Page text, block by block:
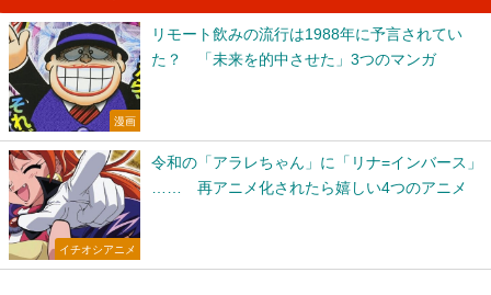
漫画
リモート飲みの流行は1988年に予言されてい
た？ 「未来を的中させた」3つのマンガ
イチオシアニメ
令和の「アラレちゃん」に「リナ=インバース」
…… 再アニメ化されたら嬉しい4つのアニメ